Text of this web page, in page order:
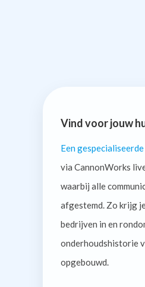
Vind voor jouw
Een
via CannonWorks
waarbij alle
afgestemd. Zo krijg
bedrijven in en
onderhoudshistorie
opgebouwd.